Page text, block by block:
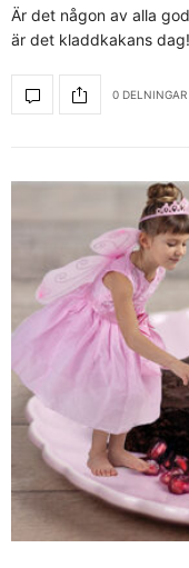
Är det någon av alla
är det kladdkakans
0 DELNINGAR